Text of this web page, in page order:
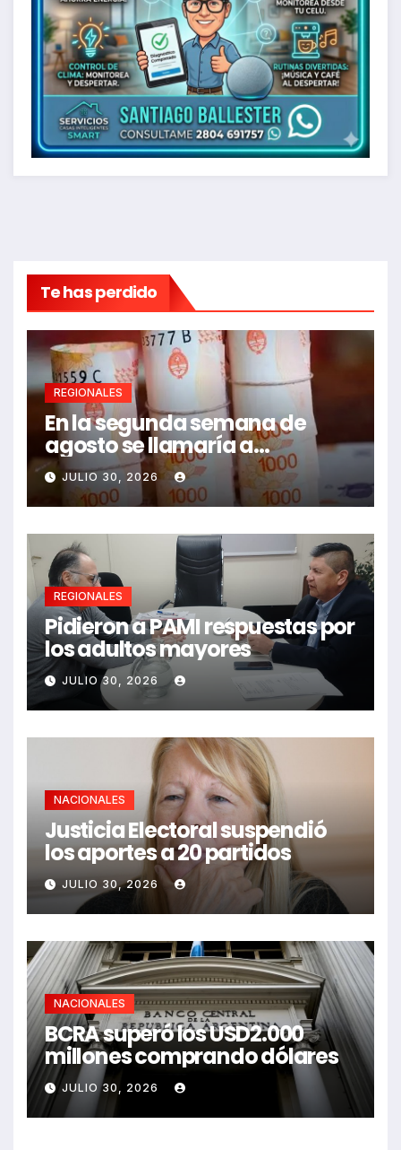
Te has perdido
REGIONALES
En la segunda semana de
agosto se llamaría a
paritarias
JULIO 30, 2026
REGIONALES
Pidieron a PAMI respuestas por
los adultos mayores
JULIO 30, 2026
NACIONALES
Justicia Electoral suspendió
los aportes a 20 partidos
JULIO 30, 2026
NACIONALES
BCRA superó los USD2.000
millones comprando dólares
JULIO 30, 2026